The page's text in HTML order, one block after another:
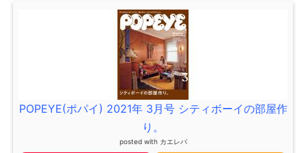
POPEYE(ポパイ) 2021年 3月号 シティボーイの部屋作
り。
posted with カエレバ